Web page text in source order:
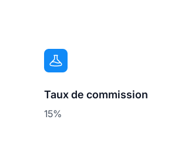
Taux de commission
15%